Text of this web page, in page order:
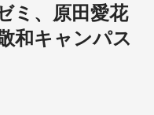
ミ、原田愛花
和キャンパス